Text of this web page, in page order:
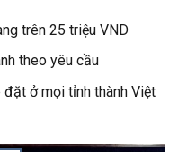
trên 25 triệu VND
theo yêu cầu
ở mọi tỉnh thành Việt